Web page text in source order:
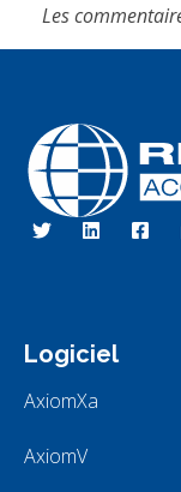
Les
Technologies d'accès RBH
Nous sommes le contrôle d'accès
Logiciel
AxiomXa
AxiomV